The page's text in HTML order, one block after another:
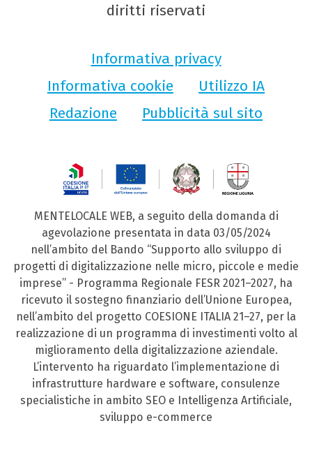
diritti riservati
Informativa privacy
Informativa cookie
Utilizzo IA
Redazione
Pubblicità sul sito
MENTELOCALE WEB, a seguito della domanda di
agevolazione presentata in data 03/05/2024
nell’ambito del Bando “Supporto allo sviluppo di
progetti di digitalizzazione nelle micro, piccole e medie
imprese” - Programma Regionale FESR 2021–2027, ha
ricevuto il sostegno finanziario dell’Unione Europea,
nell’ambito del progetto COESIONE ITALIA 21–27, per la
realizzazione di un programma di investimenti volto al
miglioramento della digitalizzazione aziendale.
L’intervento ha riguardato l’implementazione di
infrastrutture hardware e software, consulenze
specialistiche in ambito SEO e Intelligenza Artificiale,
sviluppo e-commerce